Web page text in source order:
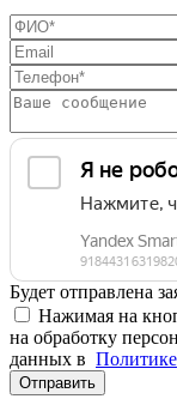
Будет отправлена
Нажимая на
на обработку
данных в Политике
Отправить